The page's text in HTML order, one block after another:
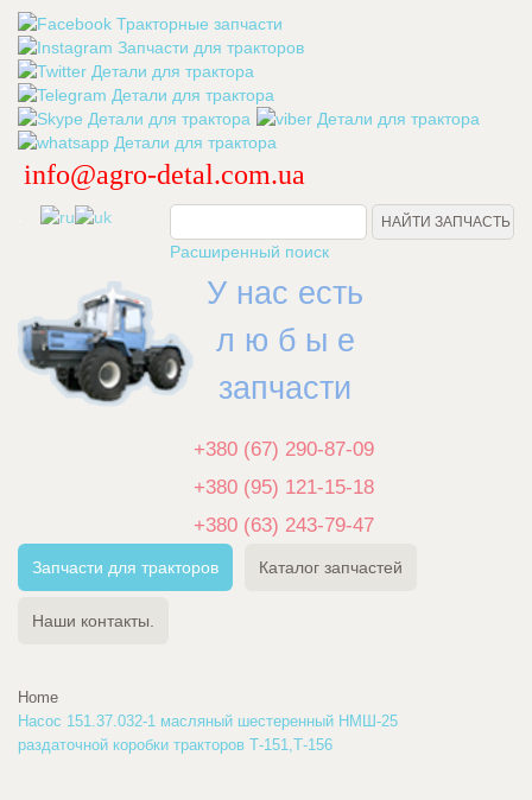
info@agro-detal.com.ua
Расширенный поиск
У нас есть
л ю б ы е
запчасти
+380 (67) 290-87-09
+380 (95) 121-15-18
+380 (63) 243-79-47
Запчасти для тракторов Каталог запчастей
Наши контакты.
Home
Насос 151.37.032-1 масляный шестеренный НМШ-25
раздаточной коробки тракторов Т-151,Т-156